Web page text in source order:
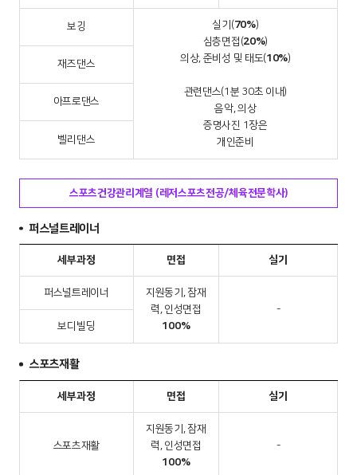
보깅 실기(70%)
심층면접(20%)
의상, 준비성 및 태도(10%)
관련댄스(1분 30초 이내)
음악, 의상
증명사진 1장은
개인준비
재즈댄스
아프로댄스
벨리댄스
스포츠건강관리계열 (레저스포츠전공/체육전문학사)
퍼스널트레이너
세부과정 면접 실기
퍼스널트레이너
지원동기, 잠재
력, 인성면접
100%
-
보디빌딩
스포츠재활
세부과정 면접 실기
스포츠재활
지원동기, 잠재
력, 인성면접
100%
-